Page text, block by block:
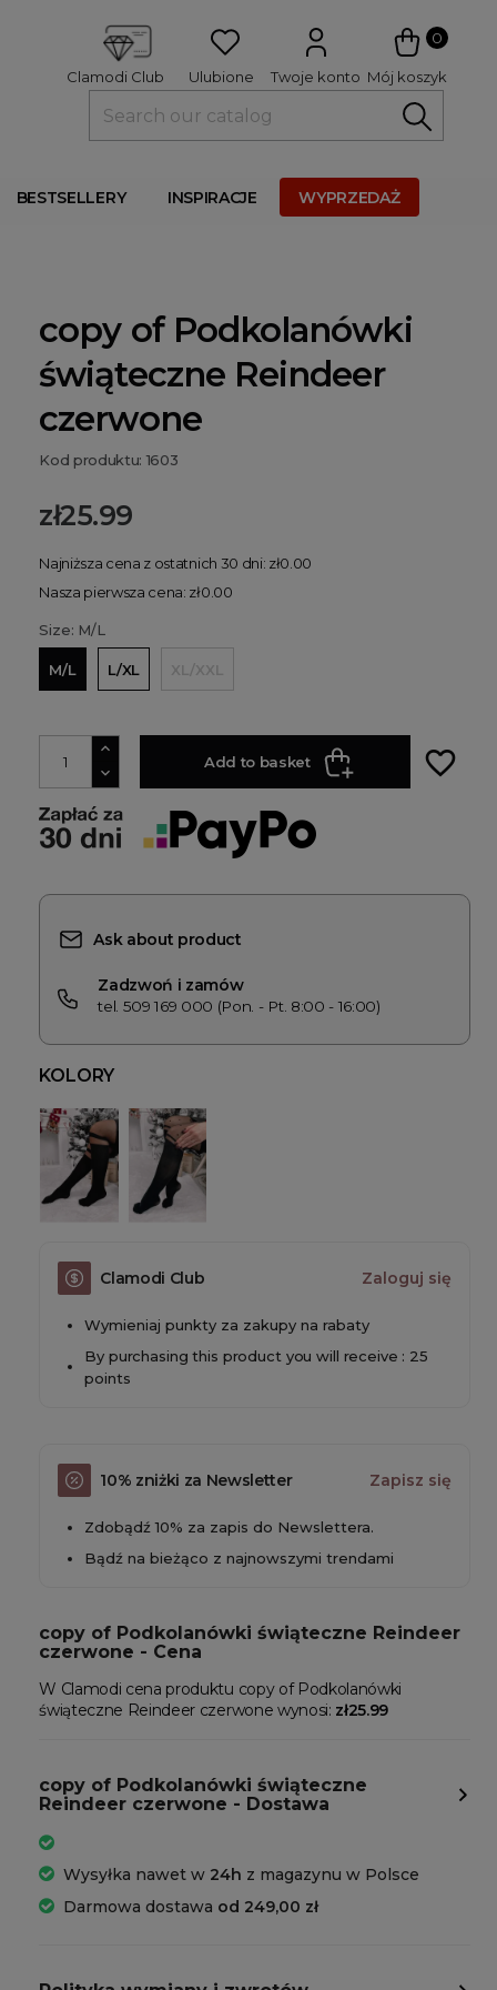
0
Mój koszyk
Twoje konto
Ulubione
Clamodi Club
BESTSELLERY INSPIRACJE WYPRZEDAŻ
copy of Podkolanówki
świąteczne Reindeer
czerwone
Kod produktu: 1603
zł25.99
Najniższa cena z ostatnich 30 dni: zł0.00
Nasza pierwsza cena: zł0.00
Size: M/L
M/L L/XL XL/XXL
Add to basket favorite_border
Ask about product
Zadzwoń i zamów
tel. 509 169 000 (Pon. - Pt. 8:00 - 16:00)
KOLORY
Clamodi Club Zaloguj się
Wymieniaj punkty za zakupy na rabaty
By purchasing this product you will receive : 25
points
10% zniżki za Newsletter Zapisz się
Zdobądź 10% za zapis do Newslettera.
Bądź na bieżąco z najnowszymi trendami
copy of Podkolanówki świąteczne Reindeer
czerwone - Cena
W Clamodi cena produktu copy of Podkolanówki
świąteczne Reindeer czerwone wynosi: zł25.99
copy of Podkolanówki świąteczne
Reindeer czerwone - Dostawa
Wysyłka nawet w 24h z magazynu w Polsce
Darmowa dostawa od 249,00 zł